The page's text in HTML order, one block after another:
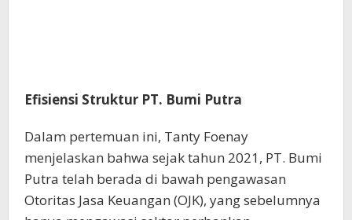
Efisiensi Struktur PT. Bumi Putra
Dalam pertemuan ini, Tanty Foenay
menjelaskan bahwa sejak tahun 2021, PT. Bumi
Putra telah berada di bawah pengawasan
Otoritas Jasa Keuangan (OJK), yang sebelumnya